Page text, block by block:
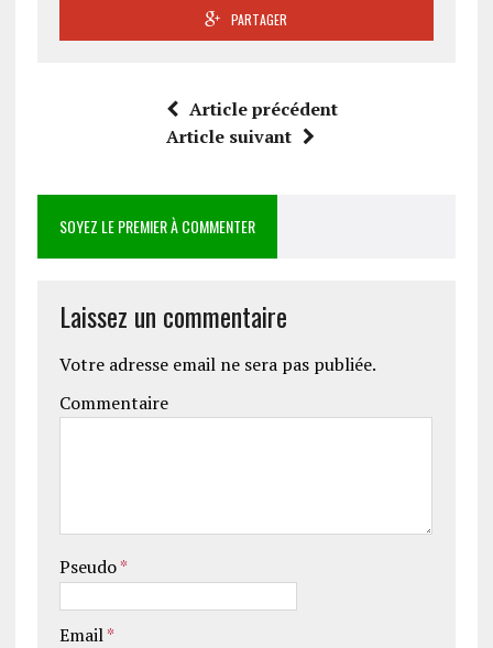
PARTAGER
Article précédent
Article suivant
SOYEZ LE PREMIER À COMMENTER
Laissez un commentaire
Votre adresse email ne sera pas publiée.
Commentaire
Pseudo*
Email*